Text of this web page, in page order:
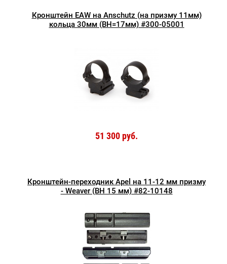
Кронштейн EAW на Anschutz (на призму 11мм)
кольца 30мм (BH=17мм) #300-05001
51 300 руб.
Кронштейн-переходник Apel на 11-12 мм призму
- Weaver (BH 15 мм) #82-10148